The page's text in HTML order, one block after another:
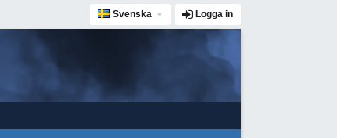
Svenska Logga in